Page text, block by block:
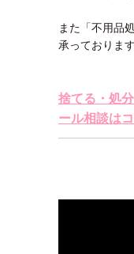
また「不用品
承っておりま
捨てる・処
ール相談は